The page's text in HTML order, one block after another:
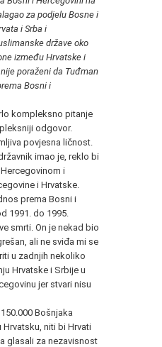
za podjelu Bosne i
i Srba i
države oko
između Hrvatske i
poraženi da Tuđman
Bosni i
kompleksno pitanje
odgovor.
povjesna ličnost.
imao je, reklo bi
i
i Hrvatske.
prema Bosni i
1991. do 1995.
smrti. On je nekad bio
ali ne sviđa mi se
u zadnjih nekoliko
Hrvatske i Srbije u
jer stvari nisu
Bošnjaka
niti bi Hrvati
glasali za nezavisnost